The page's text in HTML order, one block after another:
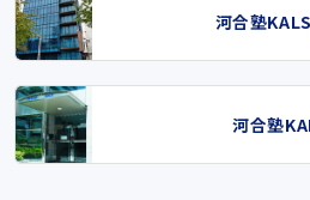
河合塾
河合塾